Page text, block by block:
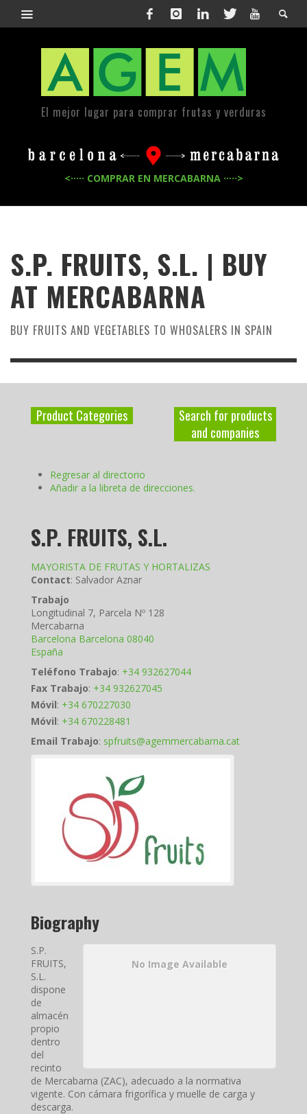
El mejor lugar para comprar frutas y verduras
<····· COMPRAR EN MERCABARNA ·····>
S.P. FRUITS, S.L. | BUY
AT MERCABARNA
BUY FRUITS AND VEGETABLES TO WHOSALERS IN SPAIN
Product Categories
Search for products
and companies
Regresar al directorio
Añadir a la libreta de direcciones.
S.P. FRUITS, S.L.
MAYORISTA DE FRUTAS Y HORTALIZAS
Contact: Salvador Aznar
Trabajo
Longitudinal 7, Parcela Nº 128
Mercabarna
Barcelona Barcelona 08040
España
Teléfono Trabajo: +34 932627044
Fax Trabajo: +34 932627045
Móvil: +34 670227030
Móvil: +34 670228481
Email Trabajo: spfruits@agemmercabarna.cat
Biography
No Image Available
S.P.
FRUITS,
S.L.
dispone
de
almacén
propio
dentro
del
recinto
de Mercabarna (ZAC), adecuado a la normativa
vigente. Con cámara frigorífica y muelle de carga y
descarga.